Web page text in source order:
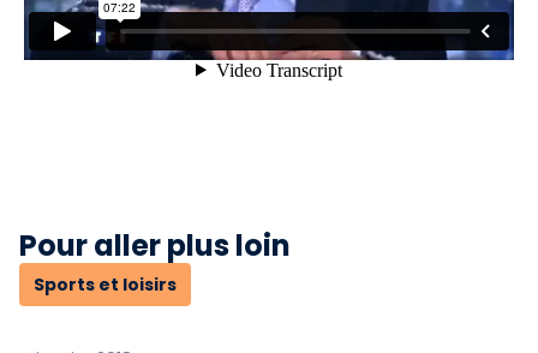
Pour aller plus loin
Sports et loisirs